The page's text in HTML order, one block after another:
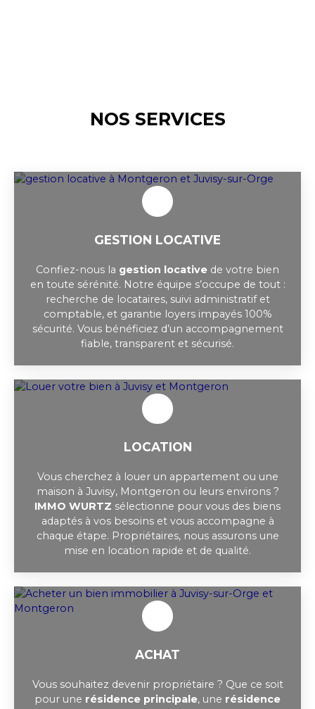
NOS SERVICES
GESTION LOCATIVE
Confiez-nous la gestion locative de votre bien
en toute sérénité. Notre équipe s’occupe de tout :
recherche de locataires, suivi administratif et
comptable, et garantie loyers impayés 100%
sécurité. Vous bénéficiez d’un accompagnement
fiable, transparent et sécurisé.
LOCATION
Vous cherchez à louer un appartement ou une
maison à Juvisy, Montgeron ou leurs environs ?
IMMO WURTZ sélectionne pour vous des biens
adaptés à vos besoins et vous accompagne à
chaque étape. Propriétaires, nous assurons une
mise en location rapide et de qualité.
ACHAT
Vous souhaitez devenir propriétaire ? Que ce soit
pour une résidence principale, une résidence